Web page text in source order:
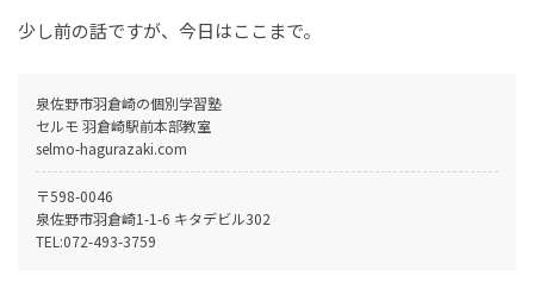
少し前の話ですが、今日はここまで。
泉佐野市羽倉崎の個別学習塾
セルモ 羽倉崎駅前本部教室
selmo-hagurazaki.com
〒598-0046
泉佐野市羽倉崎1-1-6 キタデビル302
TEL:072-493-3759